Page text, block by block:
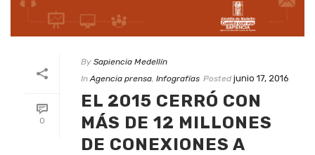
0
By Sapiencia Medellín
In Agencia prensa, Infografías Posted junio 17, 2016
EL 2015 CERRÓ CON
MÁS DE 12 MILLONES
DE CONEXIONES A